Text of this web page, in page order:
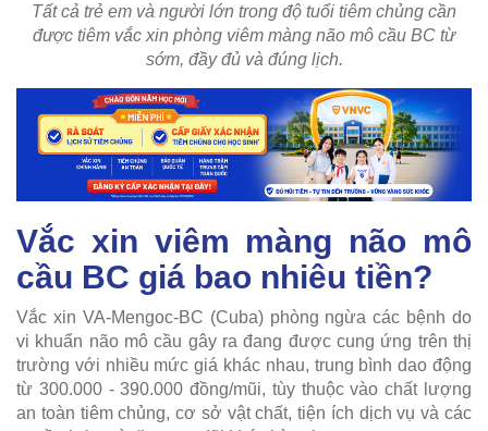
Tất cả trẻ em và người lớn trong độ tuổi tiêm chủng cần
được tiêm vắc xin phòng viêm màng não mô cầu BC từ
sớm, đầy đủ và đúng lịch.
Vắc xin viêm màng não mô
cầu BC giá bao nhiêu tiền?
Vắc xin VA-Mengoc-BC (Cuba) phòng ngừa các bệnh do
vi khuẩn não mô cầu gây ra đang được cung ứng trên thị
trường với nhiều mức giá khác nhau, trung bình dao động
từ 300.000 - 390.000 đồng/mũi, tùy thuộc vào chất lượng
an toàn tiêm chủng, cơ sở vật chất, tiện ích dịch vụ và các